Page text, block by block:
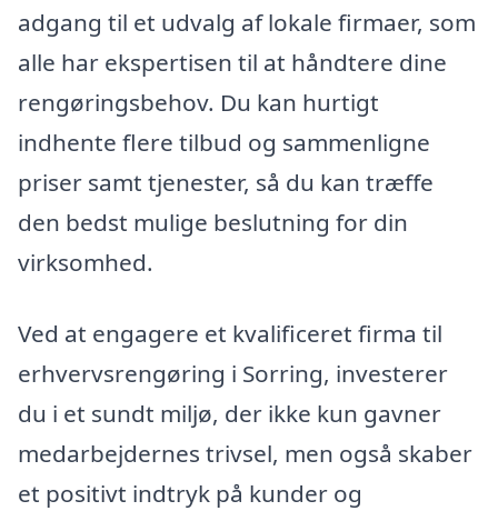
adgang til et udvalg af lokale firmaer, som
alle har ekspertisen til at håndtere dine
rengøringsbehov. Du kan hurtigt
indhente flere tilbud og sammenligne
priser samt tjenester, så du kan træffe
den bedst mulige beslutning for din
virksomhed.
Ved at engagere et kvalificeret firma til
erhvervsrengøring i Sorring, investerer
du i et sundt miljø, der ikke kun gavner
medarbejdernes trivsel, men også skaber
et positivt indtryk på kunder og